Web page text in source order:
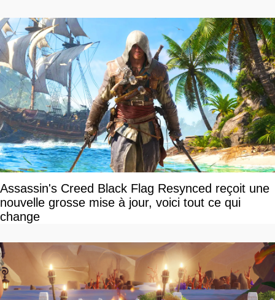
Assassin's Creed Black Flag Resynced reçoit une
nouvelle grosse mise à jour, voici tout ce qui
change